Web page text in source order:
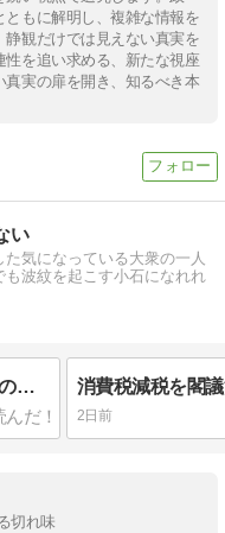
もに解明し、複雑な情報を
観だけでは見えない真実を
を追い求める、新たな視座
実の扉を開き、知るべき本
い
気になっている大衆の一人
波紋を起こす小石になれれ
また消費税減税に反対する6月19日の財務省の犬の毎日新聞社説 消費税減税を閣
2日前
切れ味